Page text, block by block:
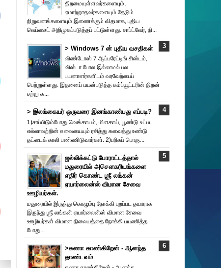
திறமையுள்ளவர்களையும்,
ஏமாற்றாதவர்களையும் தேடும்
நிறுவனங்களையும் இணைக்கும் விதமாக, புதிய
வெப்சைட் அறிமுகப்படுத்தப் பட்டுள்ளது. சாப்ட்வேர், நி...
> Windows 7 ன் புதிய வசதிகள்
விண்டோஸ் 7 ஆப்பரேட்டிங் சிஸ்டம்,
விஸ்டா போல இல்லாமல் பல
பயனாளர்களிடம் வரவேற்பைப்
பெற்றுள்ளது. இதனைப் பயன்படுத்த கம்ப்யூட்டரின் திறன்
சற்று க...
> இலங்கையர் ஒருவரை இனங்காண்பது எப்படி?
1)சாப்பிடும்போது வெங்காயம், மிளகாய், பூண்டு உட்பட
எல்லாவற்றின் சுவையையும் ரசித்து சுவைத்து உண்டு
தட்டைக் காலி பண்ணிடுவார்கள். 2)பரிசுப் பொரு...
ஜல்லிக்கட்டு போராட்டத்தால்
மதுரையில் அசௌகரியங்களை
எதிர் கொண்ட ஶ்ரீ லங்கன்
ஏயார்லைன்ஸ் விமான சேவை
ஊழியர்கள்.
மதுரையில் இருந்து கொழும்பு நோக்கி புறப்பட தயாராக
இருந்து ஶ்ரீ லங்கன் ஏயார்லைன்ஸ் விமான சேவை
ஊழியர்கள் விமான நிலையத்தை நோக்கி பயணித்த
போது...
>கணா காண்கிறேன் - ஆனந்த
தாண்டவம்